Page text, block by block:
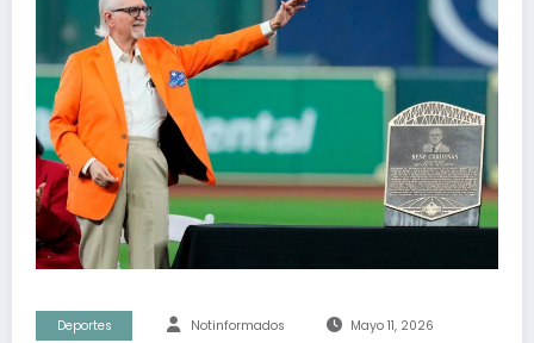
Deportes Notinformados Mayo 11, 2026